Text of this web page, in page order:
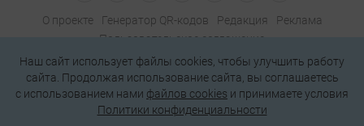
О проекте Генератор QR-кодов Редакция
Реклама
Пользовательское соглашение
Политика конфиденциальности
Подписаться на рассылку
Наш сайт использует файлы cookies, чтобы улучшить работу
сайта. Продолжая использование сайта, вы соглашаетесь
c использованием нами файлов cookies и принимаете условия
Политики конфиденциальности